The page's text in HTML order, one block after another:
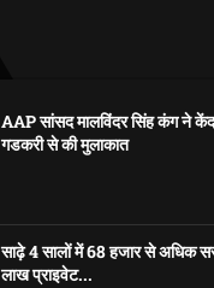
AAP सांसद मालविंदर सिंह कंग ने
गडकरी से की मुलाकात
साढ़े 4 सालों में 68 हजार से अधिक
लाख प्राइवेट...